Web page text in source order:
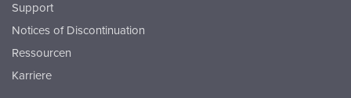
Support
Notices of Discontinuation
Ressourcen
Karriere